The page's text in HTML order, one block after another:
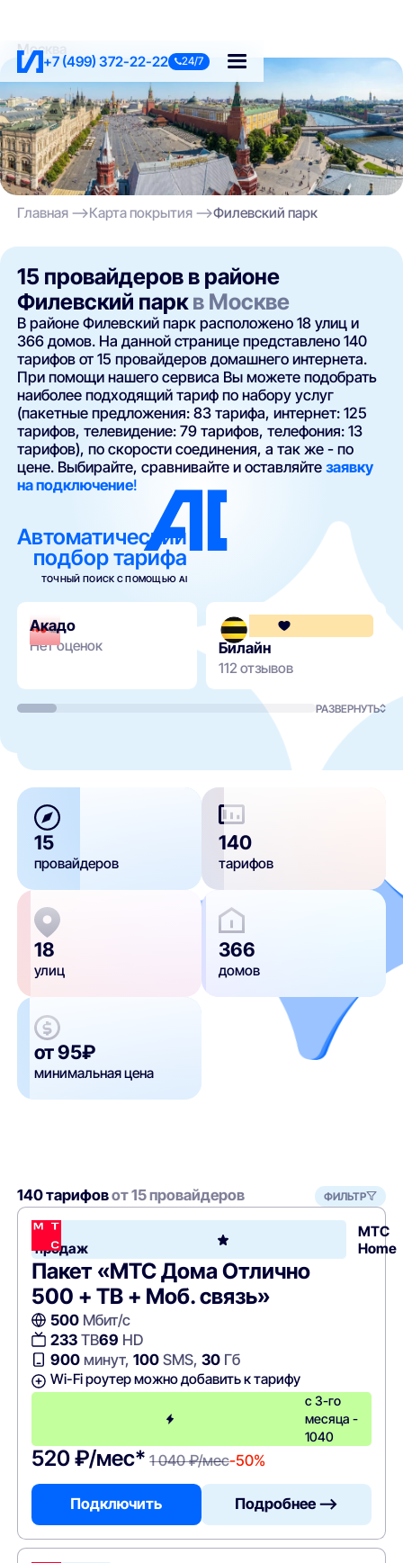
+7 (499) 372-22-22 24/7
Москва
Главная Карта покрытия Филевский парк
15 провайдеров в районе
Филевский паркв Москве
В районе Филевский парк расположено 18 улиц и
366 домов. На данной странице представлено 140
тарифов от 15 провайдеров домашнего интернета.
При помощи нашего сервиса Вы можете подобрать
наиболее подходящий тариф по набору услуг
(пакетные предложения: 83 тарифа, интернет: 125
тарифов, телевидение: 79 тарифов, телефония: 13
тарифов), по скорости соединения, а так же - по
цене. Выбирайте, сравнивайте и оставляйтезаявку
на подключение!
Автоматический
подбор тарифа
ТОЧНЫЙ ПОИСК С ПОМОЩЬЮ AI
Акадо
Нет оценок Билайн
112 отзывов
РАЗВЕРНУТЬ
15
провайдеров
140
тарифов
18
улиц
366
домов
от 95₽
минимальная цена
140 тарифовот 15 провайдеров ФИЛЬТР
Хит
продаж
МТС
Home
Пакет «МТС Дома Отлично
500 + ТВ + Моб. связь»
500Мбит/с
233ТВ69 HD
900минут, 100SMS, 30Гб
Wi-Fi роутер можно добавить к тарифу
с 3-го
месяца -
1040
520 ₽/мес* 1 040 ₽/мес-50%
Подключить Подробнее —>